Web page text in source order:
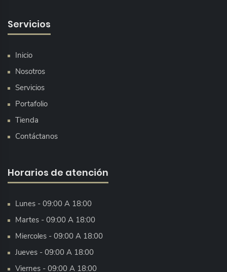
Servicios
Inicio
Nosotros
Servicios
Portafolio
Tienda
Contáctanos
Horarios de atención
Lunes - 09:00 A 18:00
Martes - 09:00 A 18:00
Miercoles - 09:00 A 18:00
Jueves - 09:00 A 18:00
Viernes - 09:00 A 18:00